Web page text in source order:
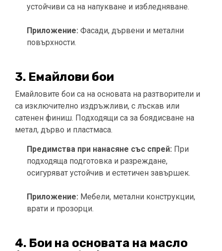
устойчиви са на напукване и избледняване.
Приложение: Фасади, дървени и метални
повърхности.
3. Емайлови бои
Емайловите бои са на основата на разтворители и
са изключително издръжливи, с лъскав или
сатенен финиш. Подходящи са за боядисване на
метал, дърво и пластмаса.
Предимства при нанасяне със спрей: При
подходяща подготовка и разреждане,
осигуряват устойчив и естетичен завършек.
Приложение: Мебели, метални конструкции,
врати и прозорци.
4. Бои на основата на масло